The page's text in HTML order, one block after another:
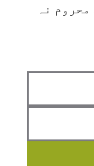
نہ